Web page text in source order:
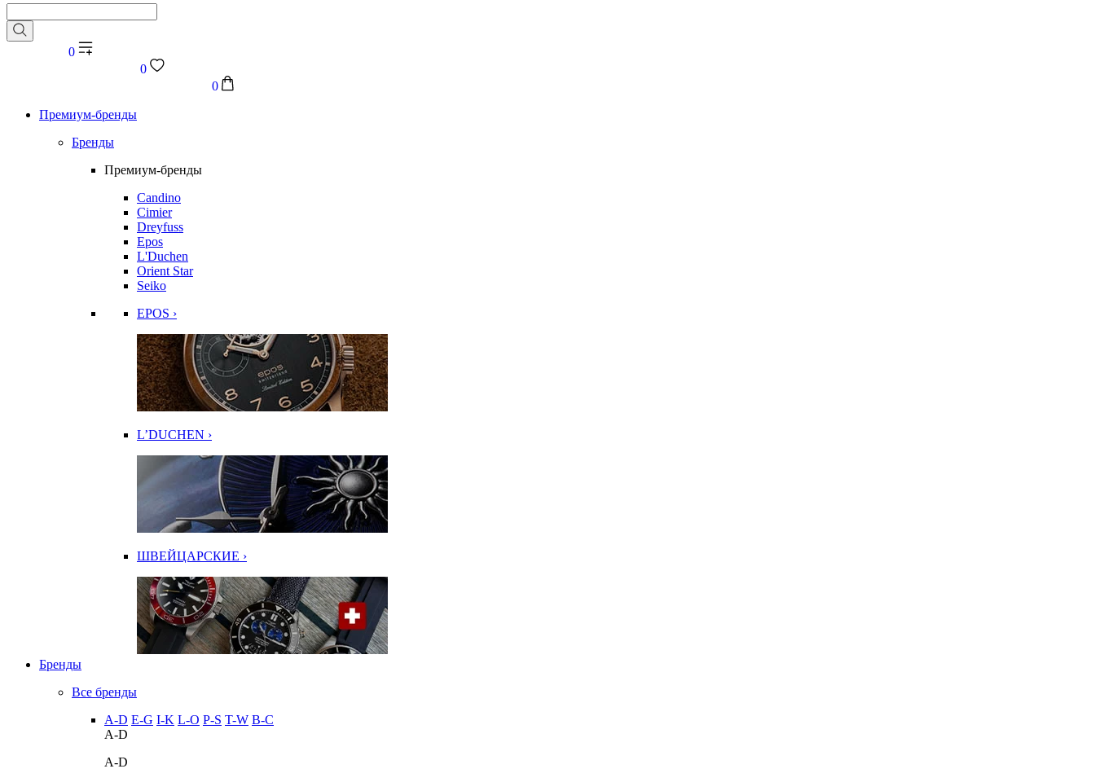
0
0
0
Премиум-бренды
Бренды
Премиум-бренды
Candino
Cimier
Dreyfuss
Epos
L'Duchen
Orient Star
Seiko
EPOS ›
L’DUCHEN ›
ШВЕЙЦАРСКИЕ ›
Бренды
Все бренды
A-D E-G I-K L-O P-S T-W В-С
A-D
A-D